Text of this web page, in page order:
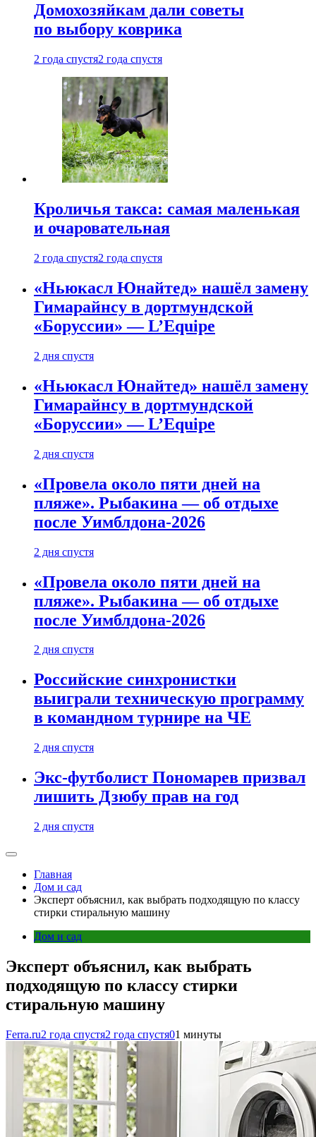
Домохозяйкам дали советы
по выбору коврика
2 года спустя2 года спустя
Кроличья такса: самая маленькая
и очаровательная
2 года спустя2 года спустя
«Ньюкасл Юнайтед» нашёл замену
Гимарайнсу в дортмундской
«Боруссии» — L’Equipe
2 дня спустя
«Ньюкасл Юнайтед» нашёл замену
Гимарайнсу в дортмундской
«Боруссии» — L’Equipe
2 дня спустя
«Провела около пяти дней на
пляже». Рыбакина — об отдыхе
после Уимблдона-2026
2 дня спустя
«Провела около пяти дней на
пляже». Рыбакина — об отдыхе
после Уимблдона-2026
2 дня спустя
Российские синхронистки
выиграли техническую программу
в командном турнире на ЧЕ
2 дня спустя
Экс-футболист Пономарев призвал
лишить Дзюбу прав на год
2 дня спустя
Главная
Дом и сад
Эксперт объяснил, как выбрать подходящую по классу
стирки стиральную машину
Дом и сад
Эксперт объяснил, как выбрать
подходящую по классу стирки
стиральную машину
Ferra.ru2 года спустя2 года спустя01 минуты